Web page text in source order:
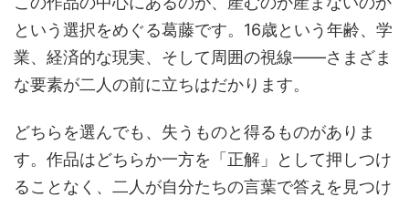
という選択をめぐる葛藤です。16歳という年齢、学
業、経済的な現実、そして周囲の視線——さまざま
な要素が二人の前に立ちはだかります。
どちらを選んでも、失うものと得るものがありま
す。作品はどちらか一方を「正解」として押しつけ
ることなく、二人が自分たちの言葉で答えを見つけ